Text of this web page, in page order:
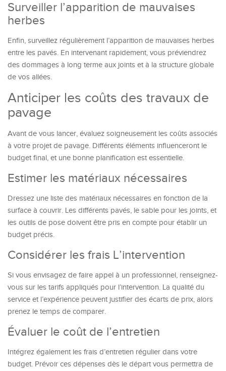
Surveiller l’apparition de mauvaises
herbes
Enfin, surveillez régulièrement l’apparition de mauvaises herbes
entre les pavés. En intervenant rapidement, vous préviendrez
des dommages à long terme aux joints et à la structure globale
de vos allées.
Anticiper les coûts des travaux de
pavage
Avant de vous lancer, évaluez soigneusement les coûts associés
à votre projet de pavage. Différents éléments influenceront le
budget final, et une bonne planification est essentielle.
Estimer les matériaux nécessaires
Dressez une liste des matériaux nécessaires en fonction de la
surface à couvrir. Les différents pavés, le sable pour les joints, et
les outils de pose doivent être pris en compte pour établir un
budget précis.
Considérer les frais L’intervention
Si vous envisagez de faire appel à un professionnel, renseignez-
vous sur les tarifs appliqués pour l’intervention. La qualité du
service et l’expérience peuvent justifier des écarts de prix, alors
prenez le temps de comparer.
Évaluer le coût de l’entretien
Intégrez également les frais d’entretien régulier dans votre
budget. Prévoir ces dépenses dès le départ vous permettra de